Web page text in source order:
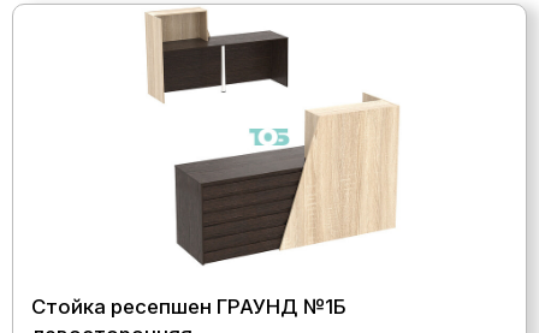
Стойка ресепшен ГРАУНД №1Б